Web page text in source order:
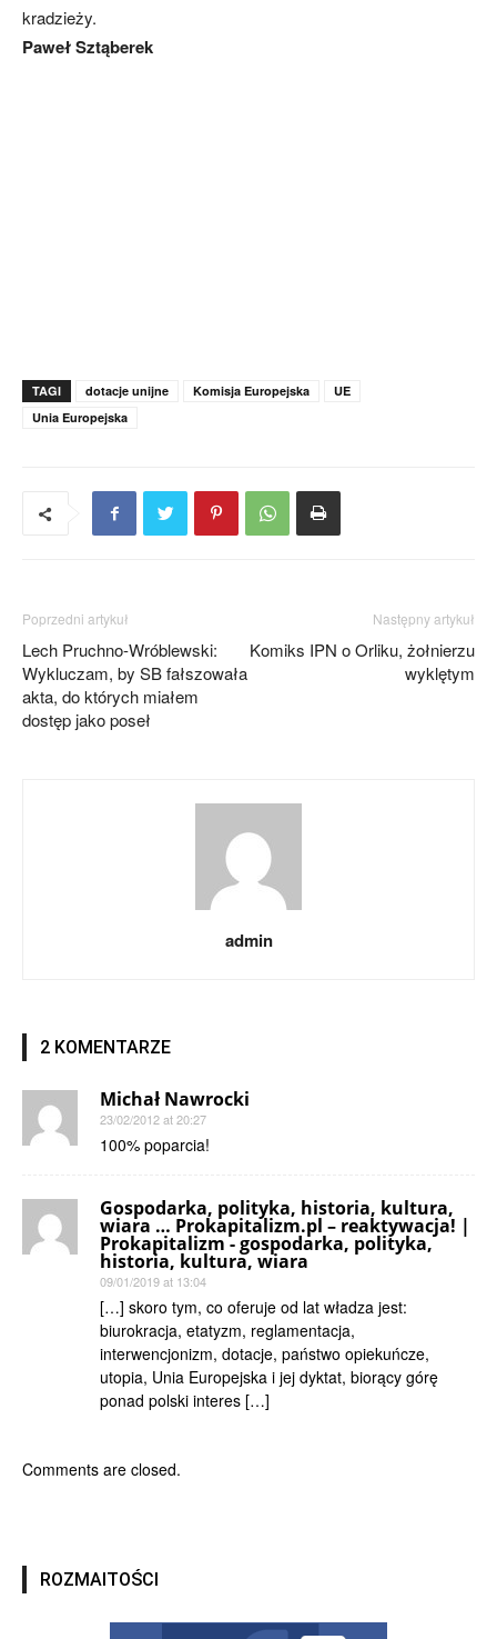
kradzieży.
Paweł Sztąberek
TAGI dotacje unijne Komisja Europejska
UE
Unia Europejska
Poprzedni artykuł
Lech Pruchno-Wróblewski:
Wykluczam, by SB fałszowała
akta, do których miałem
dostęp jako poseł
Następny artykuł
Komiks IPN o Orliku, żołnierzu
wyklętym
admin
2 KOMENTARZE
Michał Nawrocki
23/02/2012 at 20:27
100% poparcia!
Gospodarka, polityka, historia, kultura,
wiara … Prokapitalizm.pl – reaktywacja! |
Prokapitalizm - gospodarka, polityka,
historia, kultura, wiara
09/01/2019 at 13:04
[…] skoro tym, co oferuje od lat władza jest:
biurokracja, etatyzm, reglamentacja,
interwencjonizm, dotacje, państwo opiekuńcze,
utopia, Unia Europejska i jej dyktat, biorący górę
ponad polski interes […]
Comments are closed.
ROZMAITOŚCI